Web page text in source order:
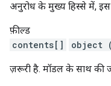
अनुरोध के मुख्य हिस्से में, इस
फ़ील्ड
contents[]
object (
ज़रूरी है. मॉडल के साथ की